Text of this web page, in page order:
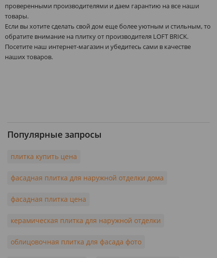
проверенными производителями и даем гарантию на все наши
товары.
Если вы хотите сделать свой дом еще более уютным и стильным, то
обратите внимание на плитку от производителя LOFT BRICK.
Посетите наш интернет-магазин и убедитесь сами в качестве
наших товаров.
Популярные запросы
плитка купить цена
фасадная плитка для наружной отделки дома
фасадная плитка цена
керамическая плитка для наружной отделки
облицовочная плитка для фасада фото